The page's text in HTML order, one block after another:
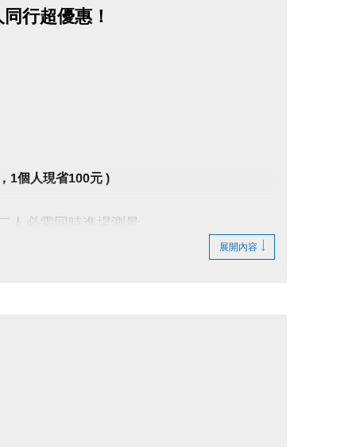
行超優惠！
1個人現省100元 )
必需同時進場測量。
展開內容